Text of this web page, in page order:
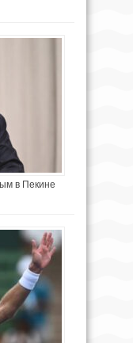
в Пекине